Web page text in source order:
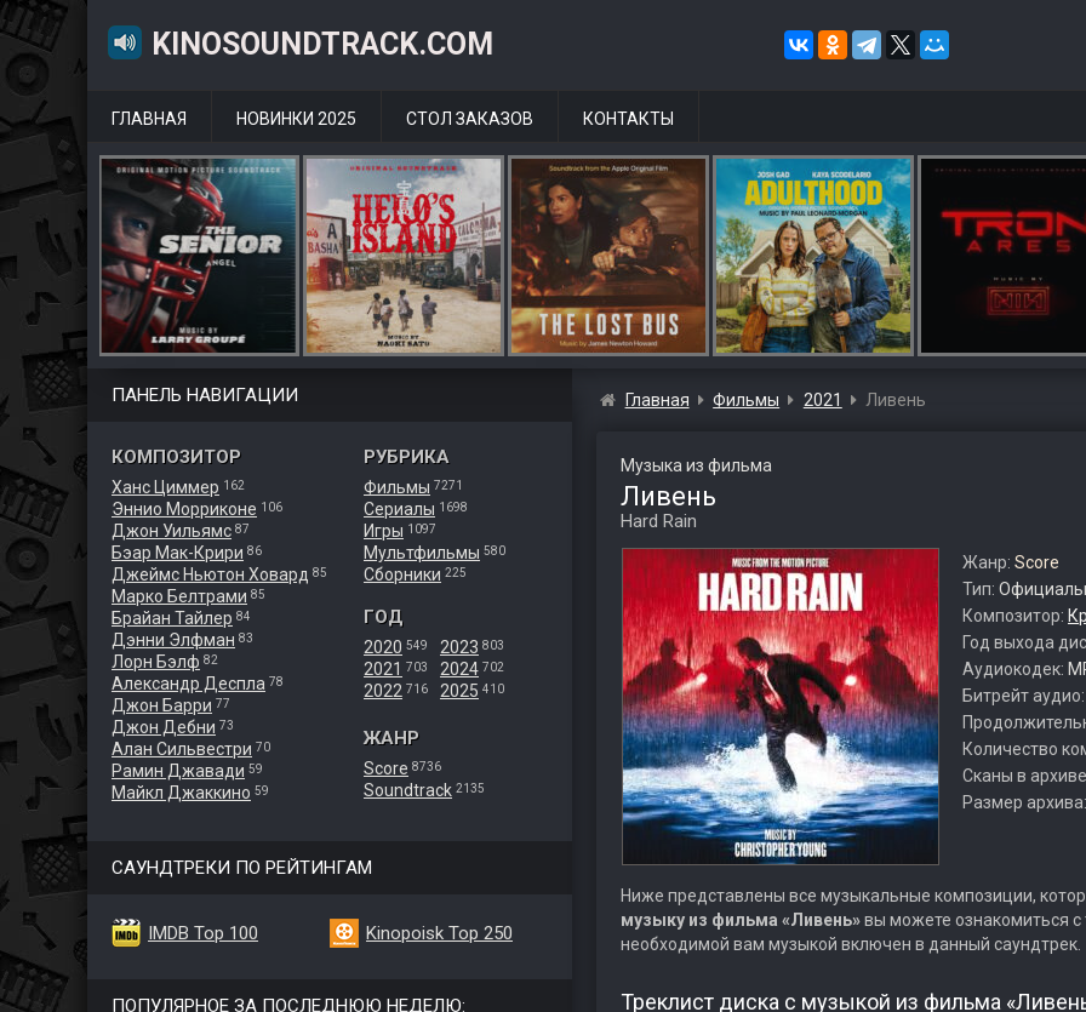
KINOSOUNDTRACK.COM
ГЛАВНАЯ НОВИНКИ 2025 СТОЛ ЗАКАЗОВ КОНТАКТЫ
ПАНЕЛЬ НАВИГАЦИИ
КОМПОЗИТОР
Ханс Циммер 162
Эннио Морриконе 106
Джон Уильямс 87
Бэар Мак-Крири 86
Джеймс Ньютон Ховард 85
Марко Белтрами 85
Брайан Тайлер 84
Дэнни Элфман 83
Лорн Бэлф 82
Александр Деспла 78
Джон Барри 77
Джон Дебни 73
Алан Сильвестри 70
Рамин Джавади 59
Майкл Джаккино 59
РУБРИКА
Фильмы 7271
Сериалы 1698
Игры 1097
Мультфильмы 580
Сборники 225
ГОД
2020 549
2021 703
2022 716
2023 803
2024 702
2025 410
ЖАНР
Score 8736
Soundtrack 2135
САУНДТРЕКИ ПО РЕЙТИНГАМ
IMDB Top 100 Kinopoisk Top 250
ПОПУЛЯРНОЕ ЗА ПОСЛЕДНЮЮ НЕДЕЛЮ:
Главная Фильмы 2021 Ливень
Музыка из фильма
Ливень
Hard Rain
Жанр: Score
Тип:
Композитор:
Год выхода
Аудиокодек:
Битрейт
Количество
Сканы в
Размер
Ниже представлены все музыкальные композиции,
музыку из фильма «Ливень»вы можете ознакомиться с
необходимой вам музыкой включен в данный саундтрек.
Треклист диска с музыкой из фильма